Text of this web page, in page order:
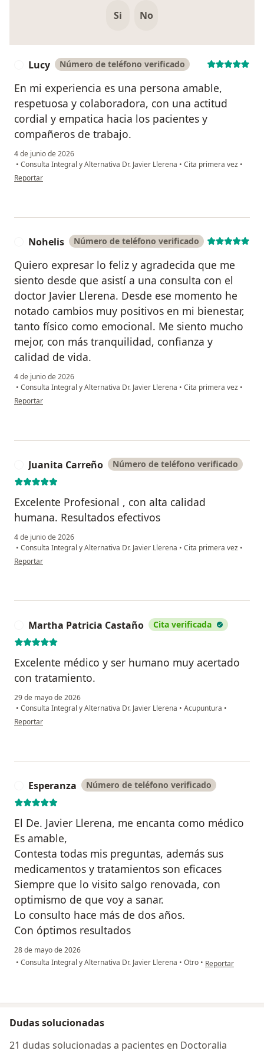
Si No
Lucy Número de teléfono verificado
En mi experiencia es una persona amable,
respetuosa y colaboradora, con una actitud
cordial y empatica hacia los pacientes y
compañeros de trabajo.
4 de junio de 2026
• Consulta Integral y Alternativa Dr. Javier Llerena • Cita primera vez •
en opinión del usuario Lucy
Reportar
Nohelis Número de teléfono verificado
Quiero expresar lo feliz y agradecida que me
siento desde que asistí a una consulta con el
doctor Javier Llerena. Desde ese momento he
notado cambios muy positivos en mi bienestar,
tanto físico como emocional. Me siento mucho
mejor, con más tranquilidad, confianza y
calidad de vida.
4 de junio de 2026
• Consulta Integral y Alternativa Dr. Javier Llerena • Cita primera vez •
en opinión del usuario Nohelis
Reportar
Juanita Carreño Número de teléfono verificado
Excelente Profesional , con alta calidad
humana. Resultados efectivos
4 de junio de 2026
• Consulta Integral y Alternativa Dr. Javier Llerena • Cita primera vez •
en opinión del usuario Juanita Carreño
Reportar
Martha Patricia Castaño Cita verificada
Excelente médico y ser humano muy acertado
con tratamiento.
29 de mayo de 2026
• Consulta Integral y Alternativa Dr. Javier Llerena • Acupuntura •
en opinión del usuario Martha Patricia Castaño
Reportar
Esperanza Número de teléfono verificado
El De. Javier Llerena, me encanta como médico
Es amable,
Contesta todas mis preguntas, además sus
medicamentos y tratamientos son eficaces
Siempre que lo visito salgo renovada, con
optimismo de que voy a sanar.
Lo consulto hace más de dos años.
Con óptimos resultados
28 de mayo de 2026
• Consulta Integral y Alternativa Dr. Javier Llerena • Otro • en opinión del
Reportar
Dudas solucionadas
21 dudas solucionadas a pacientes en Doctoralia